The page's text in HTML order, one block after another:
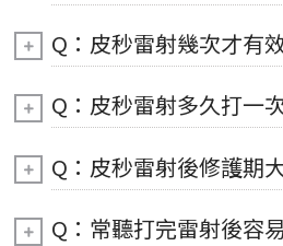
Q：皮秒雷射幾次才有
Q：皮秒雷射多久打一
Q：皮秒雷射後修護期
Q：常聽打完雷射後容